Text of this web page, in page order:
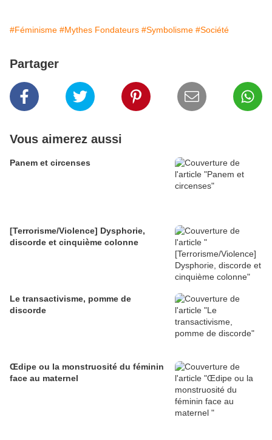
#Féminisme #Mythes Fondateurs #Symbolisme #Société
Partager
Vous aimerez aussi
Panem et circenses
[Terrorisme/Violence] Dysphorie,
discorde et cinquième colonne
Le transactivisme, pomme de
discorde
Œdipe ou la monstruosité du féminin
face au maternel